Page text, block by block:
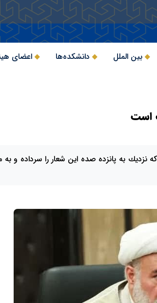
بین الملل دانشکده‌ها اعضای
است
به پانزده صده این شعار را سرداده و